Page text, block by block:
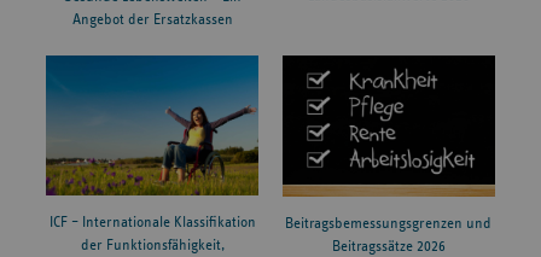
Angebot der Ersatzkassen
ICF – Internationale Klassifikation
der Funktionsfähigkeit,
Beitragsbemessungsgrenzen und
Beitragssätze 2026